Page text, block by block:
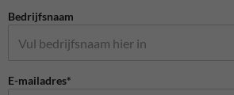
Bedrijfsnaam
E-mailadres*